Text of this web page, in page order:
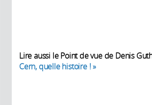
Lire aussi le Point de vue de Denis
Cern, quelle histoire ! »